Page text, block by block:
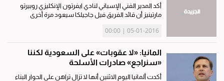
أكد المدير الفني الإسباني لنادي ايفرتون الإنكليزي روبيرتو
مارتينيز أن قائد الفريق فيل جاجيلكا سيعود مرة أخرى
ولم يشارك جاجيلكا في المباريات منذ أواخر أكتوبر...
05-01-2016 | 00:00
المانيا: «لا عقوبات» على السعودية لكننا
«سنراجع» صادرات الأسلحة
أكدت ألمانيا اليوم الاثنين أنها لا تزال تراهن على الحوار البناء